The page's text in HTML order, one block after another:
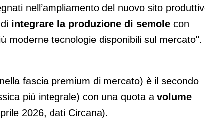
nell’ampliamento del nuovo sito
integrare la produzione di semole con
moderne tecnologie disponibili sul mercato".
fascia premium di mercato) è il secondo
più integrale) con una quota a volume
2026, dati Circana).